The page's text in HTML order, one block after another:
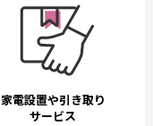
家電設置や引き取り
サービス